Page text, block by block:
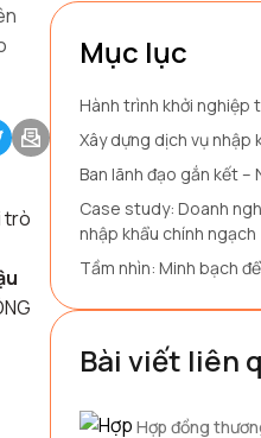
trò
Mục lục
Hành trình khởi nghiệp
Xây dựng dịch vụ nhập
Ban lãnh đạo gắn kết
Case study: Doanh
nhập khẩu chính ngạch
Tầm nhìn: Minh bạch
Bài viết liên
Hợp đồng